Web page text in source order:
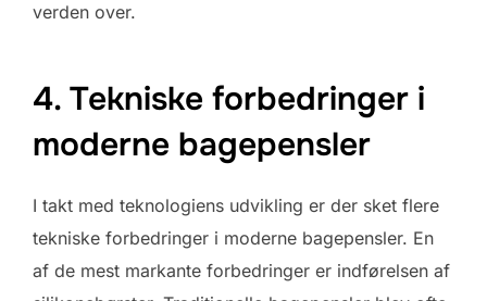
verden over.
4. Tekniske forbedringer i
moderne bagepensler
I takt med teknologiens udvikling er der sket flere
tekniske forbedringer i moderne bagepensler. En
af de mest markante forbedringer er indførelsen af